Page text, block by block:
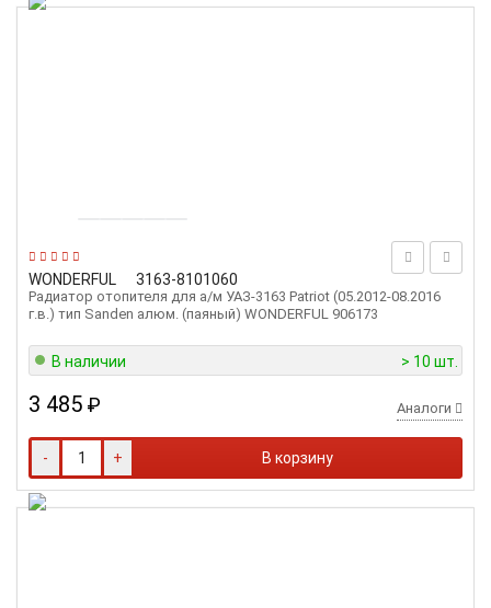
WONDERFUL 3163-8101060
Радиатор отопителя для а/м УАЗ-3163 Patriot (05.2012-08.2016
г.в.) тип Sanden алюм. (паяный) WONDERFUL 906173
В наличии > 10 шт.
3 485 ₽ Аналоги
- + В корзину